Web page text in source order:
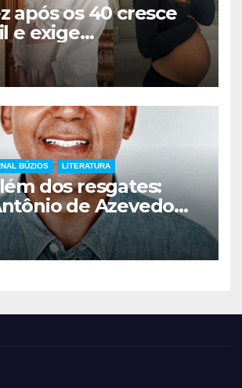
após os 40 cresce
e exige
médico
BÚZIOS LITERATURA
dos resgates:
de Azevedo
coragem, a
e a missão dos
na literatura